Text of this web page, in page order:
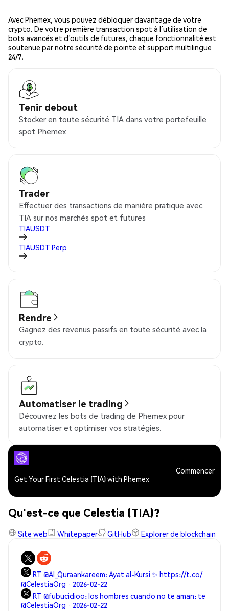
Avec Phemex, vous pouvez débloquer davantage de votre
crypto. De votre première transaction spot à l’utilisation de
bots avancés et d’outils de futures, chaque fonctionnalité est
soutenue par notre sécurité de pointe et support multilingue
24/7.
Tenir debout
Stocker en toute sécurité TIA dans votre portefeuille
spot Phemex
Trader
Effectuer des transactions de manière pratique avec
TIA sur nos marchés spot et futures
TIAUSDT
TIAUSDT Perp
Rendre
Gagnez des revenus passifs en toute sécurité avec la
crypto.
Automatiser le trading
Découvrez les bots de trading de Phemex pour
automatiser et optimiser vos stratégies.
Get Your First Celestia (TIA) with Phemex
Commencer
Qu'est-ce que Celestia (TIA)?
Site web Whitepaper GitHub Explorer de blockchain
RT @Al_Quraankareem: Ayat al-Kursi ✨ https://t.co/
@CelestiaOrg · 2026-02-22
RT @fubucidioo: los hombres cuando no te aman: te
@CelestiaOrg · 2026-02-22